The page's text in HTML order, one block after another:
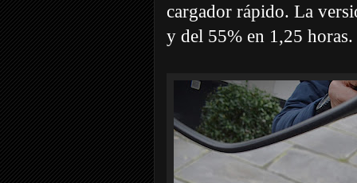
cargador rápido. La
y del 55% en 1,25 horas.